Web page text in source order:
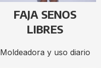
FAJA SENOS
LIBRES
Moldeadora y uso diario